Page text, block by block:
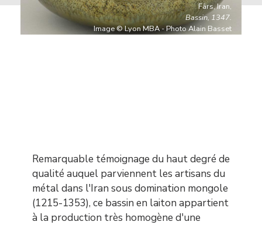
Fârs, Iran,
Bassin, 1347.
Image © Lyon MBA - Photo Alain Basset
Contenu
Remarquable témoignage du haut degré de
qualité auquel parviennent les artisans du
métal dans l'Iran sous domination mongole
(1215-1353), ce bassin en laiton appartient
à la production très homogène d'une